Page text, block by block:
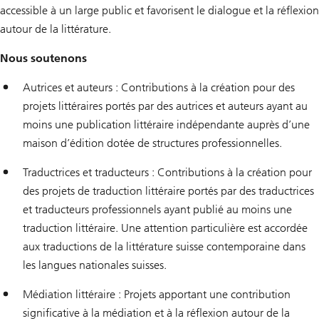
accessible à un large public et favorisent le dialogue et la réflexion
autour de la littérature.
Nous soutenons
Autrices et auteurs : Contributions à la création pour des
projets littéraires portés par des autrices et auteurs ayant au
moins une publication littéraire indépendante auprès d’une
maison d’édition dotée de structures professionnelles.
Traductrices et traducteurs : Contributions à la création pour
des projets de traduction littéraire portés par des traductrices
et traducteurs professionnels ayant publié au moins une
traduction littéraire. Une attention particulière est accordée
aux traductions de la littérature suisse contemporaine dans
les langues nationales suisses.
Médiation littéraire : Projets apportant une contribution
significative à la médiation et à la réflexion autour de la